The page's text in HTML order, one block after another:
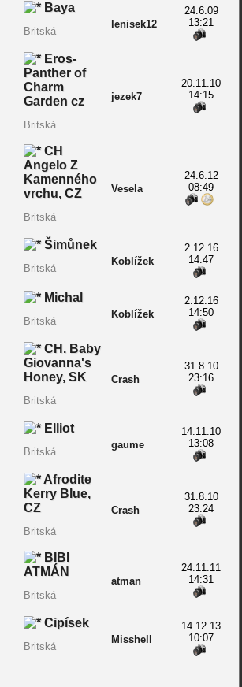
Baya
Britská
lenisek12
24.6.09
13:21
Eros-
Panther of
Charm
Garden cz
Britská
jezek7
20.11.10
14:15
CH
Angelo Z
Kamenného
vrchu, CZ
Britská
Vesela
24.6.12
08:49
Šimůnek
Britská
Koblížek
2.12.16
14:47
Michal
Britská
Koblížek
2.12.16
14:50
CH. Baby
Giovanna's
Honey, SK
Britská
Crash
31.8.10
23:16
Elliot
Britská
gaume
14.11.10
13:08
Afrodite
Kerry Blue,
CZ
Britská
Crash
31.8.10
23:24
BIBI
ATMÁN
Britská
atman
24.11.11
14:31
Cipísek
Britská
Misshell
14.12.13
10:07